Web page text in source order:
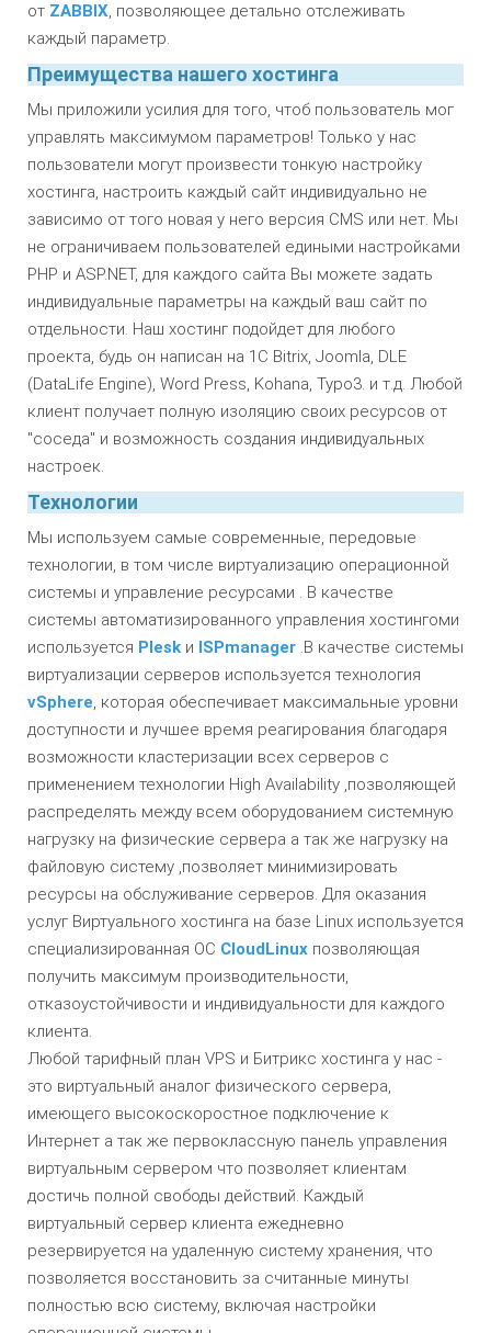
от ZABBIX, позволяющее детально отслеживать
каждый параметр.
Преимущества нашего хостинга
Мы приложили усилия для того, чтоб пользователь мог
управлять максимумом параметров! Только у нас
пользователи могут произвести тонкую настройку
хостинга, настроить каждый сайт индивидуально не
зависимо от того новая у него версия CMS или нет. Мы
не ограничиваем пользователей едиными настройками
PHP и ASP.NET, для каждого сайта Вы можете задать
индивидуальные параметры на каждый ваш сайт по
отдельности. Наш хостинг подойдет для любого
проекта, будь он написан на 1C Bitrix, Joomla, DLE
(DataLife Engine), Word Press, Kohana, Typo3. и т.д. Любой
клиент получает полную изоляцию своих ресурсов от
"соседа" и возможность создания индивидуальных
настроек.
Технологии
Мы используем самые современные, передовые
технологии, в том числе виртуализацию операционной
системы и управление ресурсами . В качестве
системы автоматизированного управления хостингоми
используется Plesk и ISPmanager .В качестве системы
виртуализации серверов используется технология
vSphere, которая обеспечивает максимальные уровни
доступности и лучшее время реагирования благодаря
возможности кластеризации всех серверов с
применением технологии High Availability ,позволяющей
распределять между всем оборудованием системную
нагрузку на физические сервера а так же нагрузку на
файловую систему ,позволяет минимизировать
ресурсы на обслуживание серверов. Для оказания
услуг Виртуального хостинга на базе Linux используется
специализированная ОС CloudLinux позволяющая
получить максимум производительности,
отказоустойчивости и индивидуальности для каждого
клиента.
Любой тарифный план VPS и Битрикс хостинга у нас -
это виртуальный аналог физического сервера,
имеющего высокоскоростное подключение к
Интернет а так же первоклассную панель управления
виртуальным сервером что позволяет клиентам
достичь полной свободы действий. Каждый
виртуальный сервер клиента ежедневно
резервируется на удаленную систему хранения, что
позволяется восстановить за считанные минуты
полностью всю систему, включая настройки